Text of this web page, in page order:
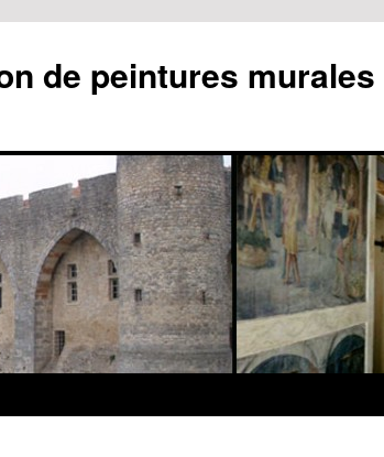
de peintures murales